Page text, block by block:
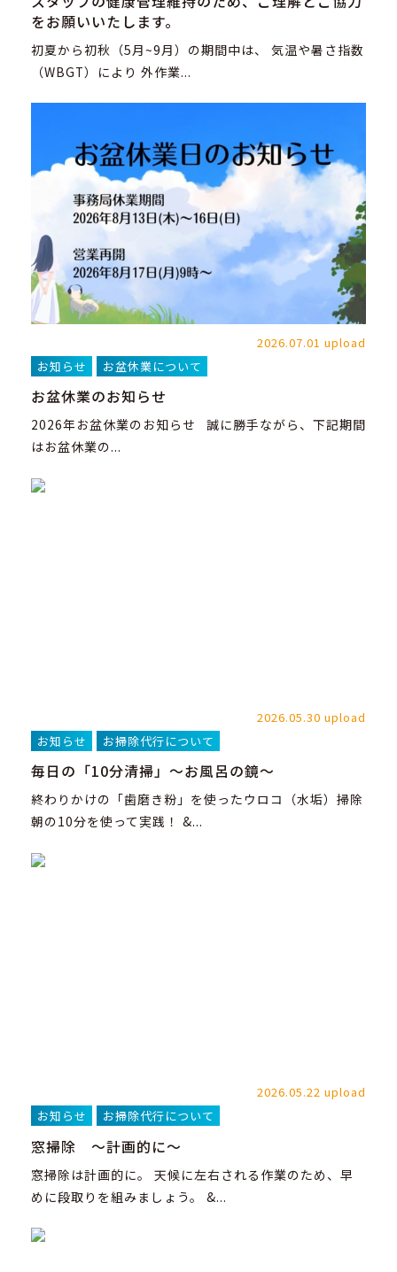
をお願いいたします。
初夏から初秋（5月~9月）の期間中は、 気温や暑さ指数
（WBGT）により 外作業...
2026.07.01 upload
お知らせ
お盆休業について
お盆休業のお知らせ
2026年お盆休業のお知らせ 誠に勝手ながら、下記期間
はお盆休業の...
2026.05.30 upload
お知らせ
お掃除代行について
毎日の「10分清掃」～お風呂の鏡～
終わりかけの「歯磨き粉」を使ったウロコ（水垢）掃除
朝の10分を使って実践！ &...
2026.05.22 upload
お知らせ
お掃除代行について
窓掃除 ～計画的に～
窓掃除は計画的に。 天候に左右される作業のため、早
めに段取りを組みましょう。 &...